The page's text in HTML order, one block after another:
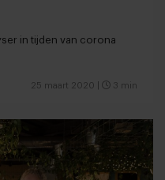
in tijden van corona
25 maart 2020 3 min